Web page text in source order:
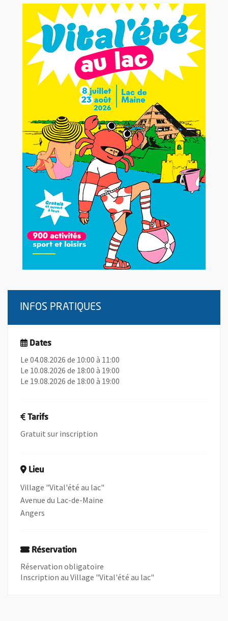
INFOS PRATIQUES
Dates
Le 04.08.2026 de 10:00 à 11:00
Le 10.08.2026 de 18:00 à 19:00
Le 19.08.2026 de 18:00 à 19:00
Tarifs
Gratuit sur inscription
Lieu
Village "Vital'été au lac"
Avenue du Lac-de-Maine
Angers
Réservation
Réservation obligatoire
Inscription au Village "Vital'été au lac"